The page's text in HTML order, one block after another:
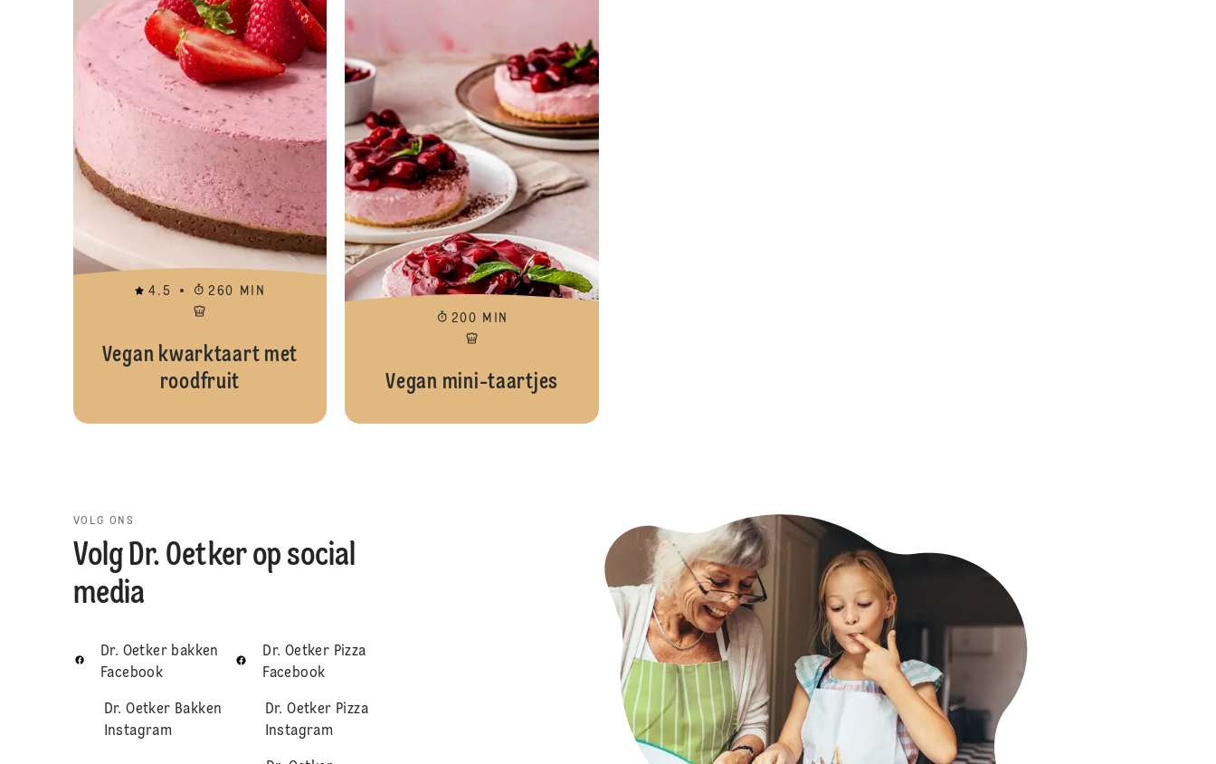
4.5 260 MIN
Vegan kwarktaart met
roodfruit
200 MIN
Vegan mini-taartjes
VOLG ONS
Volg Dr. Oetker op social
media
Dr. Oetker bakken
Facebook
Dr. Oetker Pizza
Facebook
Dr. Oetker Bakken
Instagram
Dr. Oetker Pizza
Instagram